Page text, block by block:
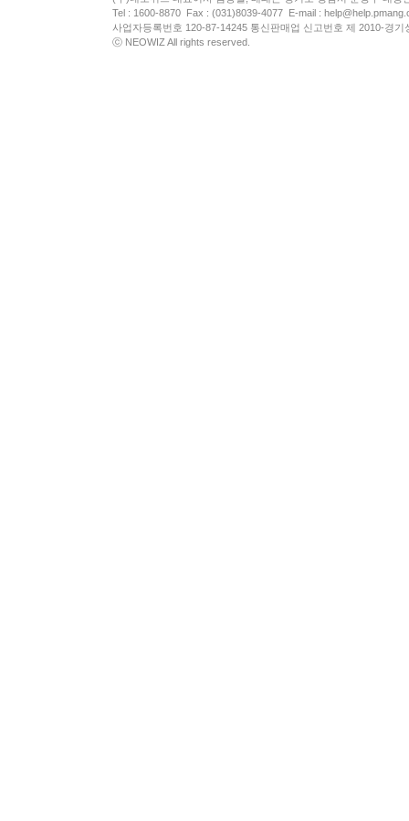
Tel : 1600-8870 Fax : (031)8039-4077 E-mail :
사업자등록번호 120-87-14245 통신판매업 신고번호 제 2010-경
ⓒ NEOWIZ All rights reserved.